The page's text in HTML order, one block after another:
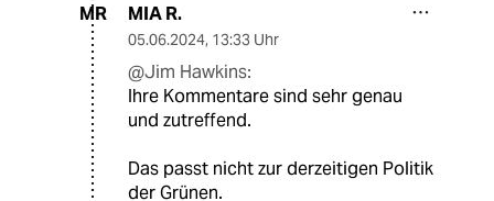
MR MIA R.
05.06.2024, 13:33 Uhr
@Jim Hawkins:
Ihre Kommentare sind sehr genau
und zutreffend.
Das passt nicht zur derzeitigen Politik
der Grünen.